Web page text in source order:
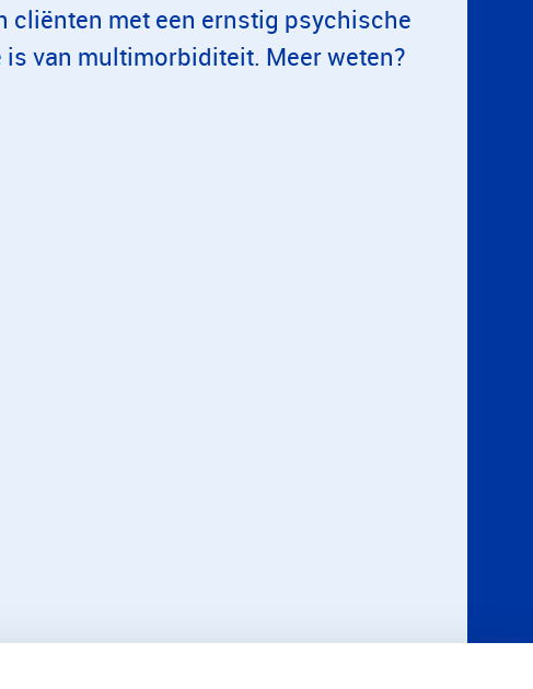
cliënten met een ernstig psychische
van multimorbiditeit. Meer weten?